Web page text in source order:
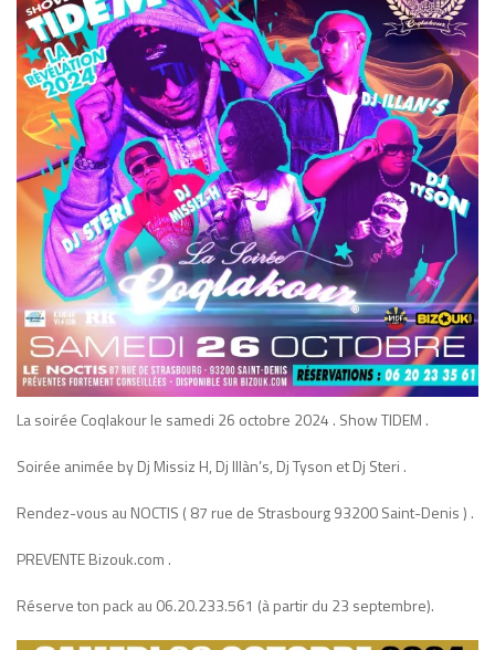
La soirée Coqlakour le samedi 26 octobre 2024 . Show TIDEM .
Soirée animée by Dj Missiz H, Dj Illàn’s, Dj Tyson et Dj Steri .
Rendez-vous au NOCTIS ( 87 rue de Strasbourg 93200 Saint-Denis ) .
PREVENTE Bizouk.com .
Réserve ton pack au 06.20.233.561 (à partir du 23 septembre).